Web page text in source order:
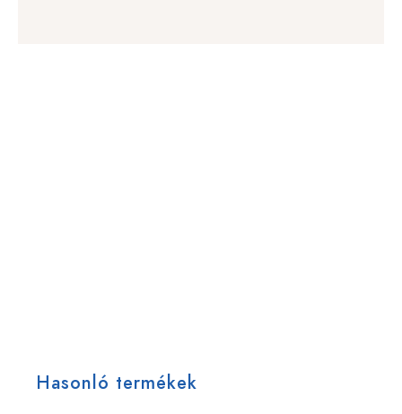
Hasonló termékek